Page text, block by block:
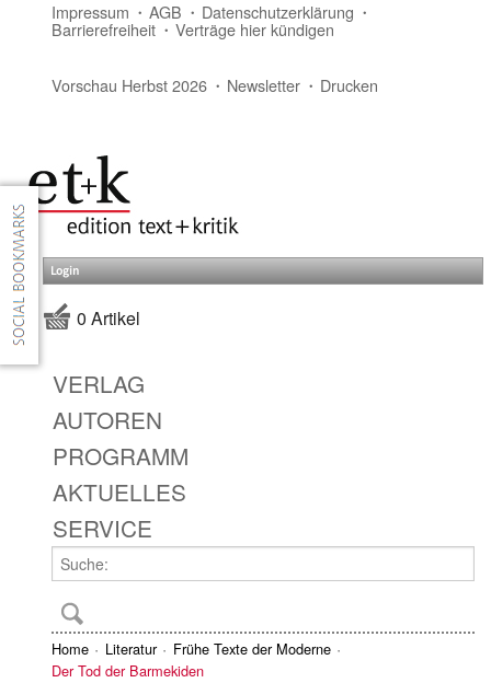
Impressum AGB Datenschutzerklärung
Barrierefreiheit Verträge hier kündigen
Vorschau Herbst 2026 Newsletter Drucken
Login
0 Artikel
VERLAG
AUTOREN
PROGRAMM
AKTUELLES
SERVICE
Home Literatur
Frühe Texte der Moderne
Der Tod der Barmekiden